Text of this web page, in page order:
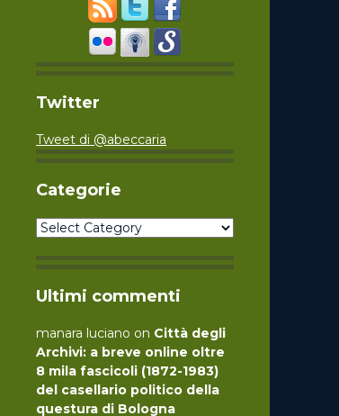
Twitter
Tweet di @abeccaria
Categorie
Categorie
Ultimi commenti
manara luciano on Città degli
Archivi: a breve online oltre
8 mila fascicoli (1872-1983)
del casellario politico della
questura di Bologna